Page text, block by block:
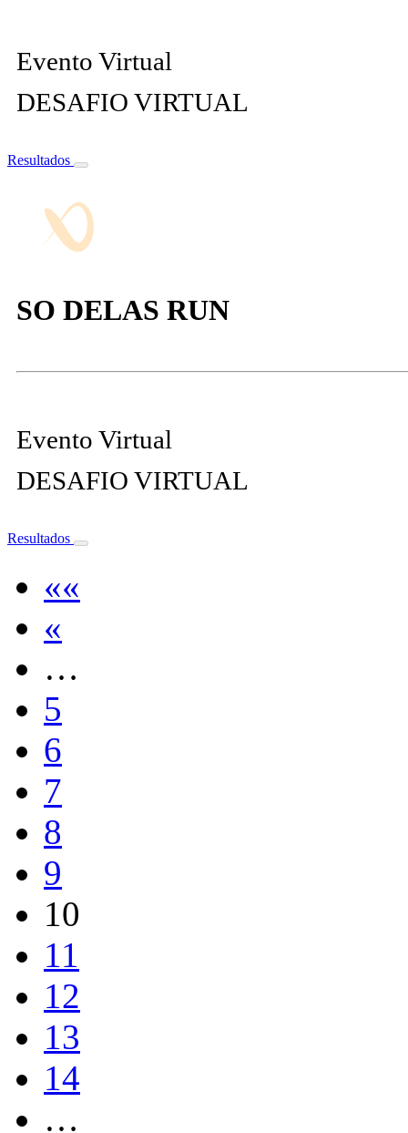
Evento Virtual
DESAFIO VIRTUAL
Resultados
SO DELAS RUN
Evento Virtual
DESAFIO VIRTUAL
Resultados
««
«
…
5
6
7
8
9
10
11
12
13
14
…